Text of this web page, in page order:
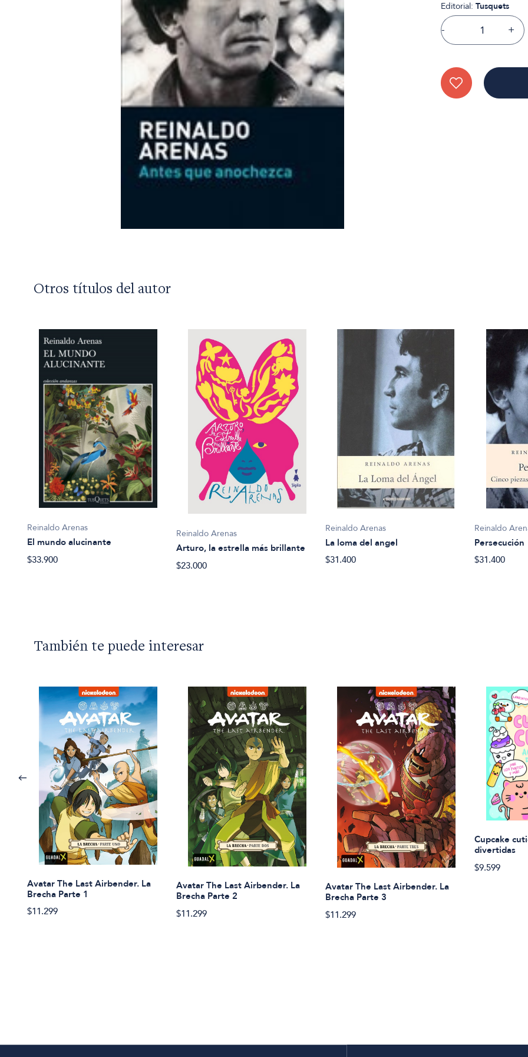
Editorial: Tusquets
- +
Otros títulos del autor
Reinaldo Arenas
El mundo alucinante
$33.900
Reinaldo Arenas
Arturo, la estrella más brillante
$23.000
Reinaldo Arenas
La loma del angel
$31.400
Reinaldo
Persecución
$31.400
También te puede interesar
Avatar The Last Airbender. La
Brecha Parte 1
$11.299
Avatar The Last Airbender. La
Brecha Parte 2
$11.299
Avatar The Last Airbender. La
Brecha Parte 3
$11.299
Cupcake
divertidas
$9.599